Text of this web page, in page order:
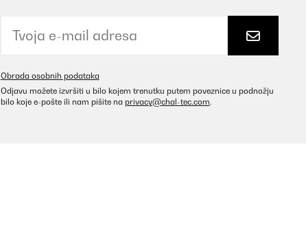
Obrada osobnih podataka
Odjavu možete izvršiti u bilo kojem trenutku putem poveznice u podnožju
bilo koje e-pošte ili nam pišite na privacy@chal-tec.com.